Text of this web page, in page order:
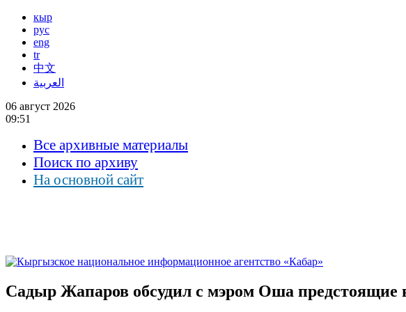
кыр
рус
eng
tr
中文
العربية
06 август 2026
09:51
Все архивные материалы
Поиск по архиву
На основной сайт
Садыр Жапаров обсудил с мэром Оша предстоящие